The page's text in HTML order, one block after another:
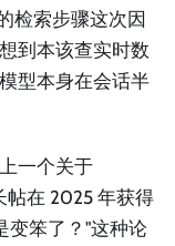
检索步骤这次因
到本该查实时数
型本身在会话半
一个关于
帖在 2025 年获得
变笨了？"这种论